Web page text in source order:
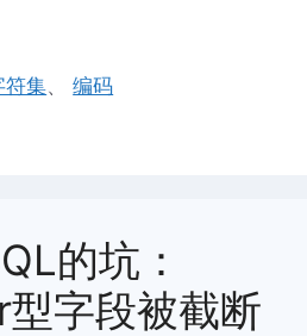
符集、编码
的坑：
字段被截断